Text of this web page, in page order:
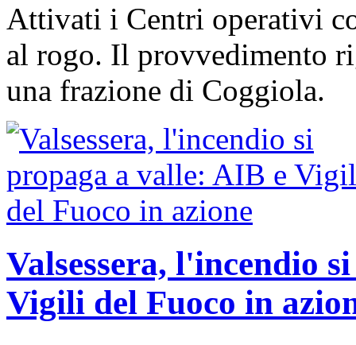
Attivati i Centri operativi
al rogo. Il provvedimento
una frazione di Coggiola.
Valsessera, l'incendio
Vigili del Fuoco in